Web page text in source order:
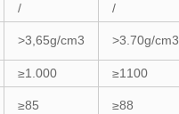
/ /
>3,65g/cm3 >3.70g/cm3
≥1.000 ≥1100
≥85 ≥88